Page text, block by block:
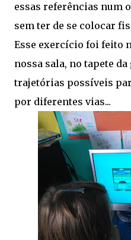
essas referências num
sem ter de se colocar
Esse exercício foi feito
nossa sala, no tapete
trajetórias possíveis
por diferentes vias...